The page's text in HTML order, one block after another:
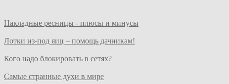
Накладные ресницы - плюсы и минусы
Лотки из-под яиц – помощь дачникам!
Кого надо блокировать в сетях?
Самые странные духи в мире